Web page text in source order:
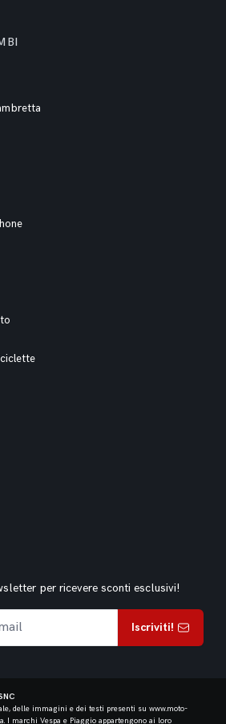
per ricevere sconti esclusivi!
Iscriviti!
delle immagini e dei testi presenti su www.moto-
I marchi Vespa e Piaggio appartengono ai loro